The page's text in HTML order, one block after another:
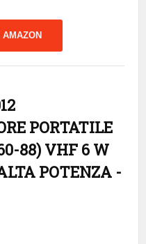
PORTATILE
88) VHF 6 W
POTENZA -